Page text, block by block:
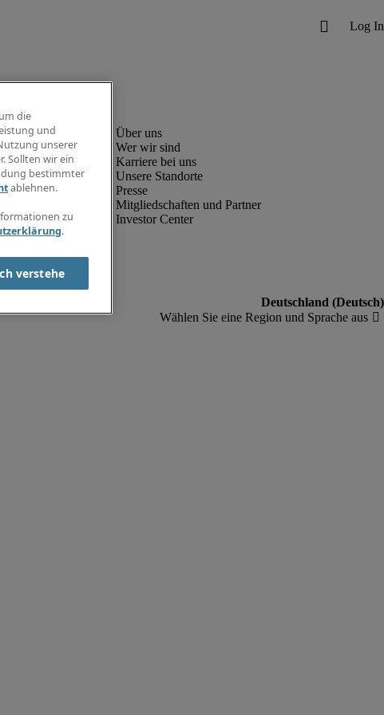
Wer wir sind
Karriere bei uns
Unsere Standorte
Presse
Mitgliedschaften und Partner
Investor Center
die
und
unserer
Sollten wir ein
bestimmter
ablehnen.
zu
.
verstehe